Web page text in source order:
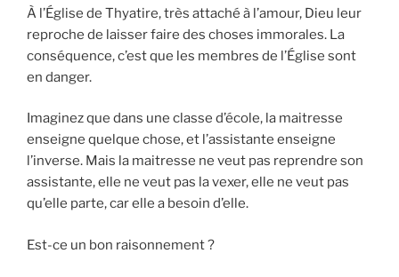
À l’Église de Thyatire, très attaché à l’amour, Dieu leur
reproche de laisser faire des choses immorales. La
conséquence, c’est que les membres de l’Église sont
en danger.
Imaginez que dans une classe d’école, la maitresse
enseigne quelque chose, et l’assistante enseigne
l’inverse. Mais la maitresse ne veut pas reprendre son
assistante, elle ne veut pas la vexer, elle ne veut pas
qu’elle parte, car elle a besoin d’elle.
Est-ce un bon raisonnement ?